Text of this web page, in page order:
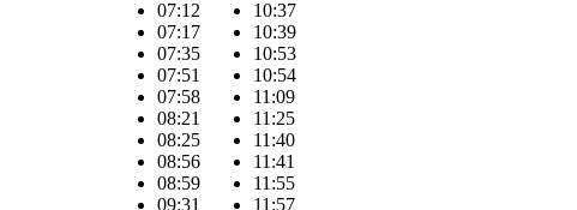
07:12
07:17
07:35
07:51
07:58
08:21
08:25
08:56
08:59
09:31
10:37
10:39
10:53
10:54
11:09
11:25
11:40
11:41
11:55
11:57